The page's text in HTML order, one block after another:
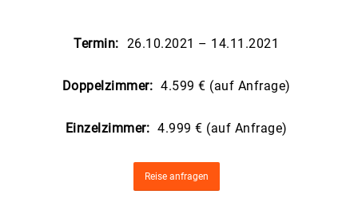
Termin: 26.10.2021 – 14.11.2021
Doppelzimmer: 4.599 € (auf Anfrage)
Einzelzimmer: 4.999 € (auf Anfrage)
Reise anfragen